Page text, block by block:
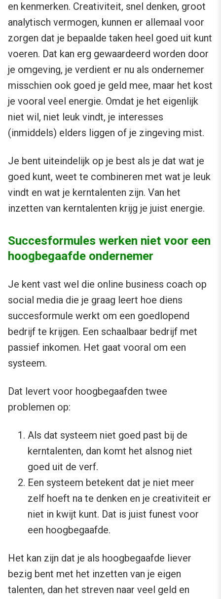
en kenmerken. Creativiteit, snel denken, groot
analytisch vermogen, kunnen er allemaal voor
zorgen dat je bepaalde taken heel goed uit kunt
voeren. Dat kan erg gewaardeerd worden door
je omgeving, je verdient er nu als ondernemer
misschien ook goed je geld mee, maar het kost
je vooral veel energie. Omdat je het eigenlijk
niet wil, niet leuk vindt, je interesses
(inmiddels) elders liggen of je zingeving mist.
Je bent uiteindelijk op je best als je dat wat je
goed kunt, weet te combineren met wat je leuk
vindt en wat je kerntalenten zijn. Van het
inzetten van kerntalenten krijg je juist energie.
Succesformules werken niet voor een
hoogbegaafde ondernemer
Je kent vast wel die online business coach op
social media die je graag leert hoe diens
succesformule werkt om een goedlopend
bedrijf te krijgen. Een schaalbaar bedrijf met
passief inkomen. Het gaat vooral om een
systeem.
Dat levert voor hoogbegaafden twee
problemen op:
Als dat systeem niet goed past bij de
kerntalenten, dan komt het alsnog niet
goed uit de verf.
Een systeem betekent dat je niet meer
zelf hoeft na te denken en je creativiteit er
niet in kwijt kunt. Dat is juist funest voor
een hoogbegaafde.
Het kan zijn dat je als hoogbegaafde liever
bezig bent met het inzetten van je eigen
talenten, dan het streven naar veel geld en